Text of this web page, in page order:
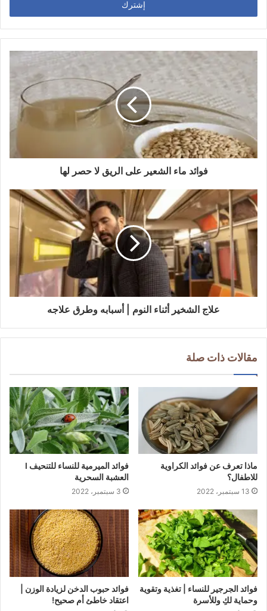
ب
ر
ل
ت
ر
ي
فوائد ماء الشعير على الريق لا حصر لها
علاج الشخير أثناء النوم | أسبابه وطرق علاجه
مقالات ذات صلة
ماذا تعرف عن فوائد الكراوية
للاطفال؟
13 سبتمبر، 2022
فوائد الميرمية للنساء للتنحيف I
العشبة السحرية
3 سبتمبر، 2022
فوائد الجرجير للنساء | تغذية وتقوية
وحماية لكِ وللأسرة
فوائد حبوب الدخن لزيادة الوزن |
اعتقاد خاطئ أم صحيح!